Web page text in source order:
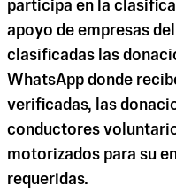
participa en la
apoyo de empresas
clasificadas las
WhatsApp donde
verificadas, las
conductores
motorizados para su
requeridas.